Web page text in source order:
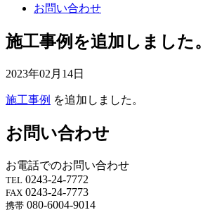
お問い合わせ
施工事例を追加しました。
2023年02月14日
施工事例 を追加しました。
お問い合わせ
お電話でのお問い合わせ
TEL 0243-24-7772
FAX 0243-24-7773
携帯 080-6004-9014